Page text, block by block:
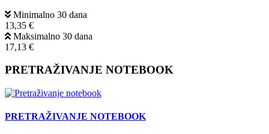
Minimalno 30 dana
13,35 €
Maksimalno 30 dana
17,13 €
PRETRAŽIVANJE NOTEBOOK
PRETRAŽIVANJE NOTEBOOK